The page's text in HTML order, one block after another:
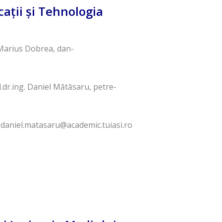
şi Tehnologia
Dobrea, dan-
Daniel Mătăsaru, petre-